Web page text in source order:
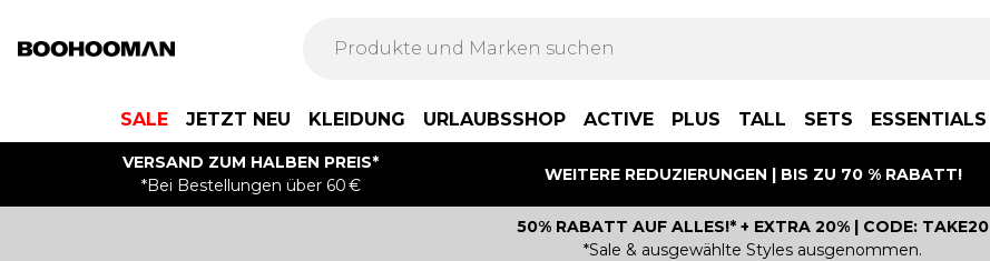
SALE JETZT NEU KLEIDUNG URLAUBSSHOP ACTIVE PLUS TALL SETS ESSENTIALS
VERSAND ZUM HALBEN PREIS*
*Bei Bestellungen über 60 €
WEITERE REDUZIERUNGEN | BIS ZU 70 % RABATT!
50% RABATT AUF ALLES!* + EXTRA 20% | CODE: TAKE20
*Sale & ausgewählte Styles ausgenommen.